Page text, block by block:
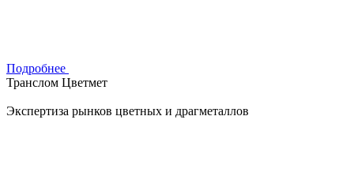
Подробнее
Транслом Цветмет
Экспертиза рынков цветных и драгметаллов